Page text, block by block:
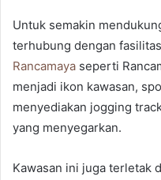
Untuk semakin
terhubung dengan
Rancamaya seperti
menjadi ikon kawasan,
menyediakan jogging
yang menyegarkan.
Kawasan ini juga terletak